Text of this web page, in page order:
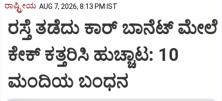
ರಾಷ್ಟ್ರೀಯ AUG 7, 2026, 8:13 PM IST
ರಸ್ತೆ ತಡೆದು ಕಾರ್ ಬಾನೆಟ್ ಮೇಲೆ
ಕೇಕ್ ಕತ್ತರಿಸಿ ಹುಚ್ಚಾಟ: 10
ಮಂದಿಯ ಬಂಧನ